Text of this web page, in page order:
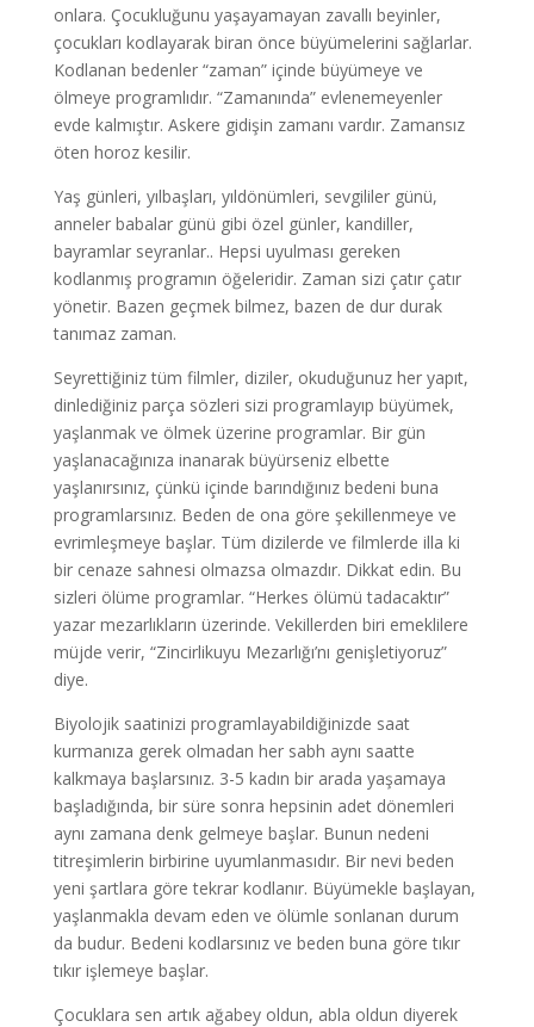
onlara. Çocukluğunu yaşayamayan zavallı beyinler,
çocukları kodlayarak biran önce büyümelerini sağlarlar.
Kodlanan bedenler “zaman” içinde büyümeye ve
ölmeye programlıdır. “Zamanında” evlenemeyenler
evde kalmıştır. Askere gidişin zamanı vardır. Zamansız
öten horoz kesilir.
Yaş günleri, yılbaşları, yıldönümleri, sevgililer günü,
anneler babalar günü gibi özel günler, kandiller,
bayramlar seyranlar.. Hepsi uyulması gereken
kodlanmış programın öğeleridir. Zaman sizi çatır çatır
yönetir. Bazen geçmek bilmez, bazen de dur durak
tanımaz zaman.
Seyrettiğiniz tüm filmler, diziler, okuduğunuz her yapıt,
dinlediğiniz parça sözleri sizi programlayıp büyümek,
yaşlanmak ve ölmek üzerine programlar. Bir gün
yaşlanacağınıza inanarak büyürseniz elbette
yaşlanırsınız, çünkü içinde barındığınız bedeni buna
programlarsınız. Beden de ona göre şekillenmeye ve
evrimleşmeye başlar. Tüm dizilerde ve filmlerde illa ki
bir cenaze sahnesi olmazsa olmazdır. Dikkat edin. Bu
sizleri ölüme programlar. “Herkes ölümü tadacaktır”
yazar mezarlıkların üzerinde. Vekillerden biri emeklilere
müjde verir, “Zincirlikuyu Mezarlığı’nı genişletiyoruz”
diye.
Biyolojik saatinizi programlayabildiğinizde saat
kurmanıza gerek olmadan her sabh aynı saatte
kalkmaya başlarsınız. 3-5 kadın bir arada yaşamaya
başladığında, bir süre sonra hepsinin adet dönemleri
aynı zamana denk gelmeye başlar. Bunun nedeni
titreşimlerin birbirine uyumlanmasıdır. Bir nevi beden
yeni şartlara göre tekrar kodlanır. Büyümekle başlayan,
yaşlanmakla devam eden ve ölümle sonlanan durum
da budur. Bedeni kodlarsınız ve beden buna göre tıkır
tıkır işlemeye başlar.
Çocuklara sen artık ağabey oldun, abla oldun diyerek